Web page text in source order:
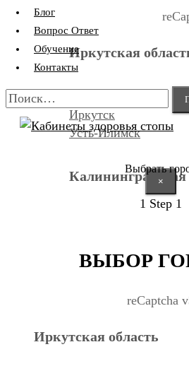
Иркутская
Иркутск
Усть-Илимск
Калининградская
Курган
Блог
Вопрос Ответ
Обучение
Контакты
Найти:
Выбрать
×
1 Step 1
ВЫБОР
reCaptcha
Иркутская область